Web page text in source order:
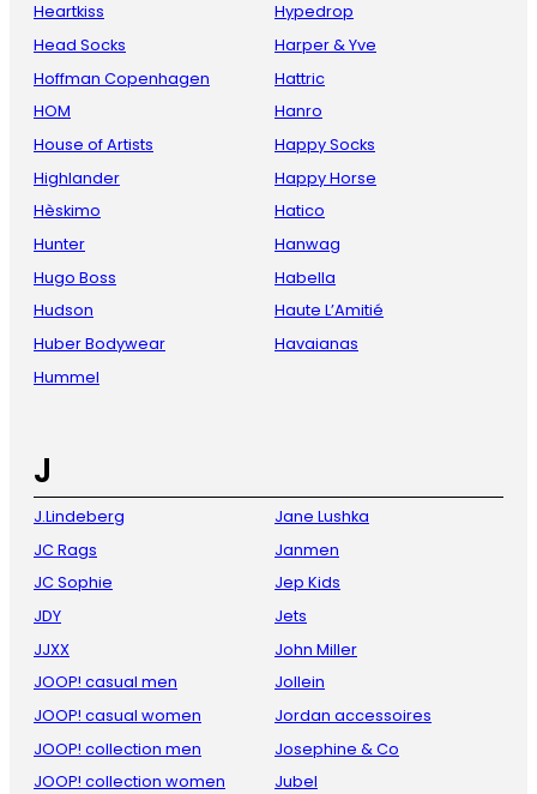
Heartkiss
Head Socks
Hoffman Copenhagen
HOM
House of Artists
Highlander
Hèskimo
Hunter
Hugo Boss
Hudson
Huber Bodywear
Hummel
Hypedrop
Harper & Yve
Hattric
Hanro
Happy Socks
Happy Horse
Hatico
Hanwag
Habella
Haute L’Amitié
Havaianas
J
J.Lindeberg
JC Rags
JC Sophie
JDY
JJXX
JOOP! casual men
JOOP! casual women
JOOP! collection men
JOOP! collection women
Jane Lushka
Janmen
Jep Kids
Jets
John Miller
Jollein
Jordan accessoires
Josephine & Co
Jubel